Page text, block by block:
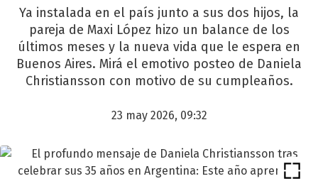
Ya instalada en el país junto a sus dos hijos, la
pareja de Maxi López hizo un balance de los
últimos meses y la nueva vida que le espera en
Buenos Aires. Mirá el emotivo posteo de Daniela
Christiansson con motivo de su cumpleaños.
23 may 2026, 09:32